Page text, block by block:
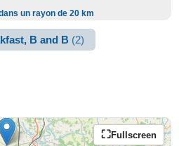
un rayon de 20 km
B and B (2)
Fullscreen